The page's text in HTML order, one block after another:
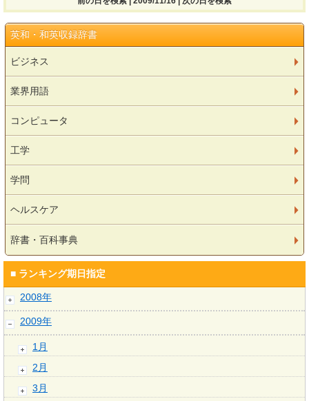
英和・和英収録辞書
ビジネス
業界用語
コンピュータ
工学
学問
ヘルスケア
辞書・百科事典
■ ランキング期日指定
2008年
2009年
1月
2月
3月